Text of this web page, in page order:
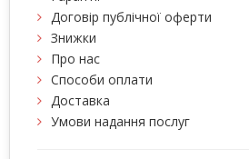
Договір публічної оферти
Знижки
Про нас
Способи оплати
Доставка
Умови надання послуг